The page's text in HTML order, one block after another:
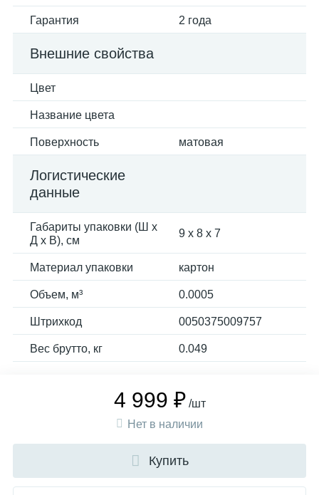
Гарантия 2 года
Внешние свойства
Цвет
Название цвета
Поверхность матовая
Логистические
данные
Габариты упаковки (Ш х
Д х В), см
9 x 8 x 7
Материал упаковки картон
Объем, м³ 0.0005
Штрихкод 0050375009757
Вес брутто, кг 0.049
4 999 ₽ /шт
Нет в наличии
Купить